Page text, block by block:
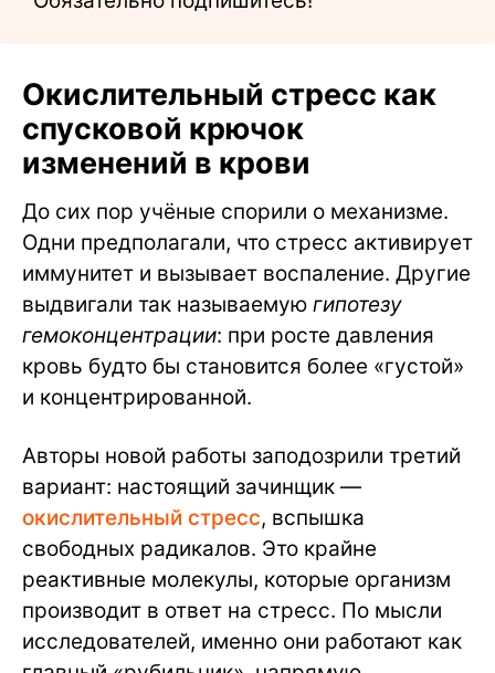
Окислительный стресс как
спусковой крючок
изменений в крови
До сих пор учёные спорили о механизме.
Одни предполагали, что стресс активирует
иммунитет и вызывает воспаление. Другие
выдвигали так называемую гипотезу
гемоконцентрации: при росте давления
кровь будто бы становится более «густой»
и концентрированной.
Авторы новой работы заподозрили третий
вариант: настоящий зачинщик —
окислительный стресс, вспышка
свободных радикалов. Это крайне
реактивные молекулы, которые организм
производит в ответ на стресс. По мысли
исследователей, именно они работают как